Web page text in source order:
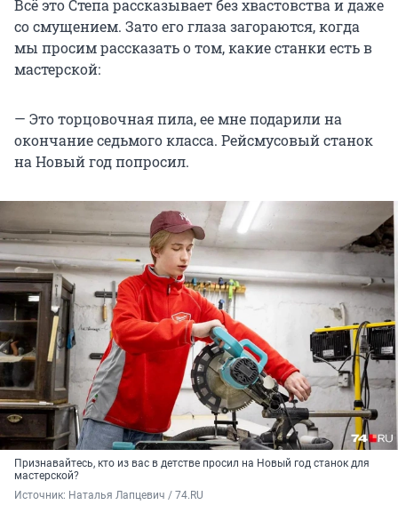
Всё это Степа рассказывает без хвастовства и даже
со смущением. Зато его глаза загораются, когда
мы просим рассказать о том, какие станки есть в
мастерской:
— Это торцовочная пила, ее мне подарили на
окончание седьмого класса. Рейсмусовый станок
на Новый год попросил.
Признавайтесь, кто из вас в детстве просил на Новый год станок для
мастерской?
Источник: Наталья Лапцевич / 74.RU